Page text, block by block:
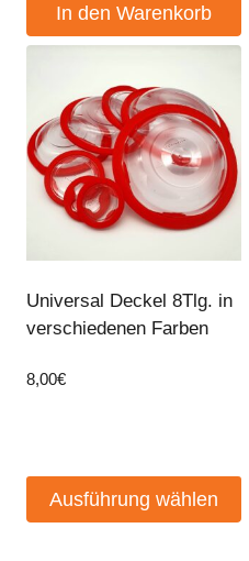
In den Warenkorb
Universal Deckel 8Tlg. in
verschiedenen Farben
8,00€
Ausführung wählen